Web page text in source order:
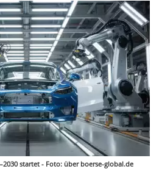
startet - Foto: über boerse-global.de